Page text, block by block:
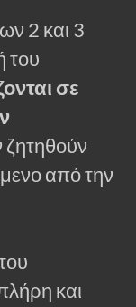
2 και 3
του
σε
από την
και